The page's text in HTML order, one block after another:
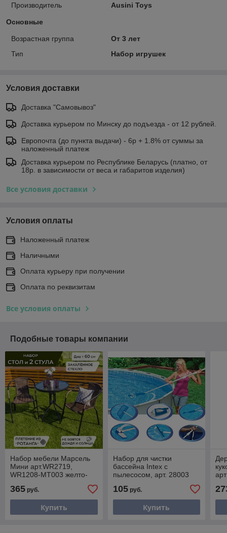
Производитель Ausini Toys
Основные
Возрастная группа
От 3 лет
Тип
Набор игрушек
Условия доставки
Доставка "Самовывоз"
Доставка курьером по Минску до подъезда - от 12 рублей.
Европочта (до пункта выдачи) - 6р + 1.8% от суммы за
наложенный платеж
Доставка курьером по Республике Беларусь (платно, от
18р. в зависимости от веса и габаритов изделия)
Все условия доставки
Условия оплаты
Наложенный платеж
Наличными
Оплата курьеру при получении
Оплата по реквизитам
Все условия оплаты
Подобные товары компании
Набор мебели Марсель
Мини арт.WR2719,
WR1208-МТ003 желто-
365 руб.
Купить
Набор для чистки
бассейна Intex с
пылесосом, арт. 28003
105руб.
Купить